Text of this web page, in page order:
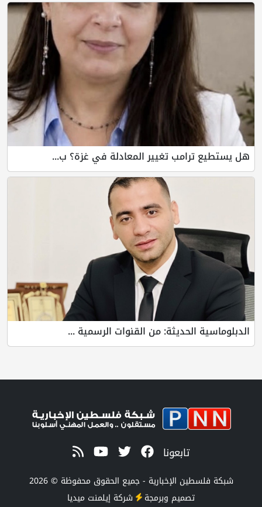
هل يستطيع ترامب تغيير المعادلة في غزة؟ ب...
الدبلوماسية الحديثة: من القنوات الرسمية ...
تابعونا
شبكة فلسطين الإخبارية - جميع الحقوق محفوظة © 2026
تصميم وبرمجة شركة إيلمنت ميديا